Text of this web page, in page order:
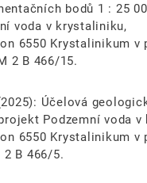
bodů 1 : 25
voda v krystaliniku,
6550 Krystalinikum v
2 B 466/15.
Účelová
Podzemní voda
6550 Krystalinikum v
B 466/5.